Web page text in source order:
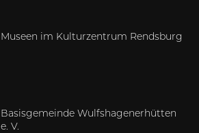
Museen im Kulturzentrum Rendsburg
Basisgemeinde Wulfshagenerhütten
e. V.